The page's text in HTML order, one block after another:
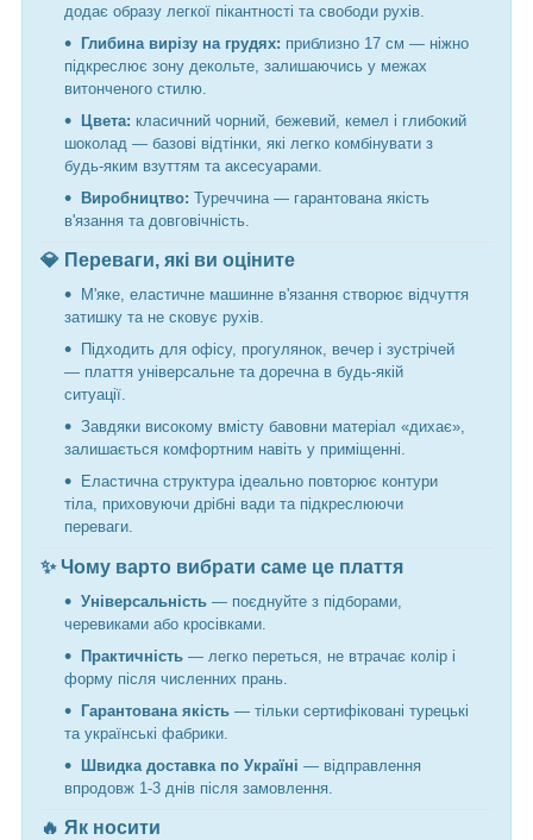
додає образу легкої пікантності та свободи рухів.
Глибина вирізу на грудях: приблизно 17 см — ніжно
підкреслює зону декольте, залишаючись у межах
витонченого стилю.
Цвета: класичний чорний, бежевий, кемел і глибокий
шоколад — базові відтінки, які легко комбінувати з
будь-яким взуттям та аксесуарами.
Виробництво: Туреччина — гарантована якість
в'язання та довговічність.
💎 Переваги, які ви оціните
М'яке, еластичне машинне в'язання створює відчуття
затишку та не сковує рухів.
Підходить для офісу, прогулянок, вечер і зустрічей
— плаття універсальне та доречна в будь-якій
ситуації.
Завдяки високому вмісту бавовни матеріал «дихає»,
залишається комфортним навіть у приміщенні.
Еластична структура ідеально повторює контури
тіла, приховуючи дрібні вади та підкреслюючи
переваги.
✨ Чому варто вибрати саме це плаття
Універсальність — поєднуйте з підборами,
черевиками або кросівками.
Практичність — легко переться, не втрачає колір і
форму після численних прань.
Гарантована якість — тільки сертифіковані турецькі
та українські фабрики.
Швидка доставка по Україні — відправлення
впродовж 1-3 днів після замовлення.
🔥 Як носити